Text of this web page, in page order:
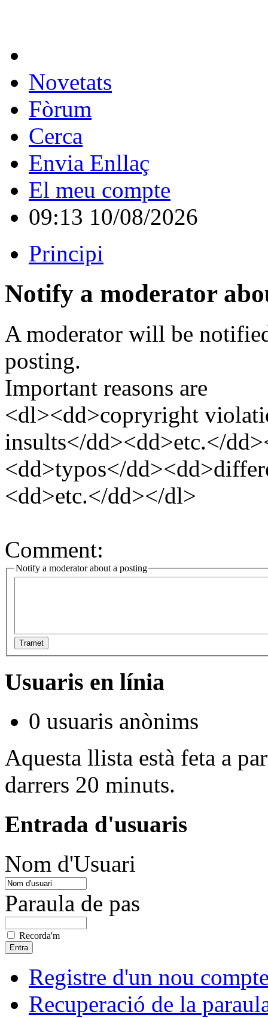
Novetats
Fòrum
Cerca
Envia Enllaç
El meu compte
09:13 10/08/2026
Principi
Notify a moderator
A moderator will be
posting.
Important reasons are
<dl><dd>copryright
insults</dd><dd>etc.</
<dd>typos</
<dd>etc.</dd></dl>
Comment:
Notify a moderator about a posting
Tramet
Usuaris en línia
0 usuaris anònims
Aquesta llista està feta a
darrers 20 minuts.
Entrada d'usuaris
Nom d'Usuari
Paraula de pas
Recorda'm
Registre d'un nou
Recuperació de la